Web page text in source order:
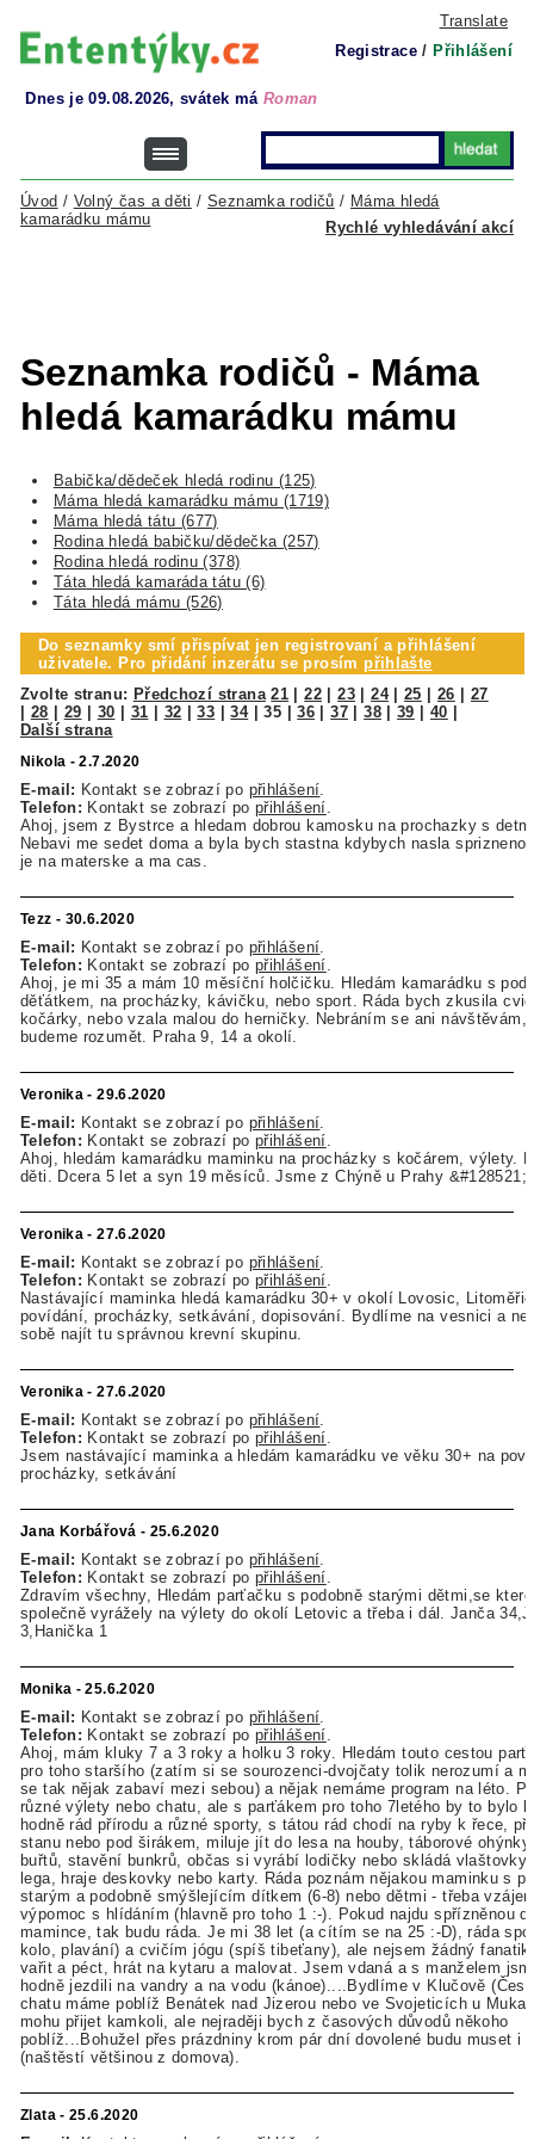
Translate
Registrace / Přihlášení
Dnes je 09.08.2026, svátek má Roman
Rychlé vyhledávání akcí
Úvod / Volný čas a děti /Seznamka rodičů / Máma hledá
kamarádku mámu
Seznamka rodičů - Máma
hledá kamarádku mámu
Babička/dědeček hledá rodinu (125)
Máma hledá kamarádku mámu (1719)
Máma hledá tátu (677)
Rodina hledá babičku/dědečka (257)
Rodina hledá rodinu (378)
Táta hledá kamaráda tátu (6)
Táta hledá mámu (526)
Do seznamky smí přispívat jen registrovaní a přihlášení
uživatele. Pro přidání inzerátu se prosímpřihlašte
Zvolte stranu: Předchozí strana 21 |22 |23|24|25 26
27
28 29 30 31 32 |33 |34|35 |36 |37 |38|39 |40
Další strana
Nikola - 2.7.2020
E-mail: Kontakt se zobrazí po přihlášení
Telefon: Kontakt se zobrazí po přihlášení
Ahoj, jsem z Bystrce a hledam dobrou kamosku na prochazky s
Nebavi me sedet doma a byla bych stastna kdybych nasla
je na materske a ma cas.
Tezz - 30.6.2020
E-mail: Kontakt se zobrazí po přihlášení
Telefon: Kontakt se zobrazí po přihlášení
Ahoj, je mi 35 a mám 10 měsíční holčičku. Hledám kamarádku s
děťátkem, na procházky, kávičku, nebo sport. Ráda bych zkusila
kočárky, nebo vzala malou do herničky. Nebráním se ani návštěvám,
budeme rozumět. Praha 9, 14 a okolí.
Veronika - 29.6.2020
E-mail: Kontakt se zobrazí po přihlášení
Telefon: Kontakt se zobrazí po přihlášení
Ahoj, hledám kamarádku maminku na procházky s kočárem, výlety.
děti. Dcera 5 let a syn 19 měsíců. Jsme z Chýně u Prahy &#128521;
Veronika - 27.6.2020
E-mail: Kontakt se zobrazí po přihlášení
Telefon: Kontakt se zobrazí po přihlášení
Nastávající maminka hledá kamarádku 30+ v okolí Lovosic,
povídání, procházky, setkávání, dopisování. Bydlíme na vesnici a
sobě najít tu správnou krevní skupinu.
Veronika - 27.6.2020
E-mail: Kontakt se zobrazí po přihlášení
Telefon: Kontakt se zobrazí po přihlášení
Jsem nastávající maminka a hledám kamarádku ve věku 30+ na
procházky, setkávání
Jana Korbářová - 25.6.2020
E-mail: Kontakt se zobrazí po přihlášení
Telefon: Kontakt se zobrazí po přihlášení
Zdravím všechny, Hledám parťačku s podobně starými dětmi,se
společně vyrážely na výlety do okolí Letovic a třeba i dál. Janča
3,Hanička 1
Monika - 25.6.2020
E-mail: Kontakt se zobrazí po přihlášení
Telefon: Kontakt se zobrazí po přihlášení
Ahoj, mám kluky 7 a 3 roky a holku 3 roky. Hledám touto cestou
pro toho staršího (zatím si se sourozenci-dvojčaty tolik nerozumí a
se tak nějak zabaví mezi sebou) a nějak nemáme program na léto.
různé výlety nebo chatu, ale s parťákem pro toho 7letého by to bylo
hodně rád přírodu a různé sporty, s tátou rád chodí na ryby k řece,
stanu nebo pod širákem, miluje jít do lesa na houby, táborové
buřtů, stavění bunkrů, občas si vyrábí lodičky nebo skládá
lega, hraje deskovky nebo karty. Ráda poznám nějakou maminku s
starým a podobně smýšlejícím dítkem (6-8) nebo dětmi - třeba
výpomoc s hlídáním (hlavně pro toho 1 :-). Pokud najdu spřízněnou
mamince, tak budu ráda. Je mi 38 let (a cítím se na 25 :-D), ráda
kolo, plavání) a cvičím jógu (spíš tibeťany), ale nejsem žádný
vařit a péct, hrát na kytaru a malovat. Jsem vdaná a s manželem
hodně jezdili na vandry a na vodu (kánoe)....Bydlíme v Klučově
chatu máme poblíž Benátek nad Jizerou nebo ve Svojeticích u
mohu přijet kamkoli, ale nejraději bych z časových důvodů někoho
poblíž...Bohužel přes prázdniny krom pár dní dovolené budu muset i
(naštěstí většinou z domova).
Zlata - 25.6.2020